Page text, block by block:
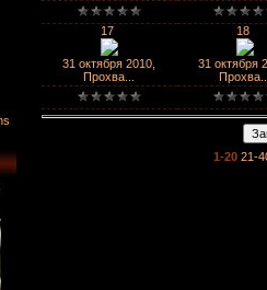
17
31 октября 2010,
Прохва...
18
31 октября
1-20 21-